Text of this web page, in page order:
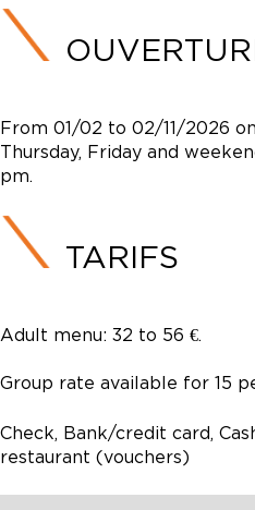
From 01/02 to 02/11/2026
Thursday, Friday and
pm.
TARIFS
Adult menu: 32 to 56 €.
Group rate available for 15
Check, Bank/credit card,
restaurant (vouchers)